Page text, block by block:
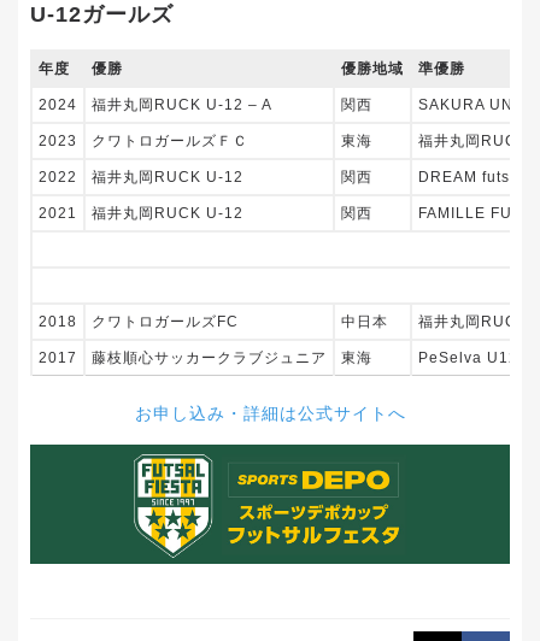
U-12ガールズ
年度 優勝 優勝地域 準優勝
2024 福井丸岡RUCK U-12 – A 関西 SAKURA
2023 クワトロガールズＦＣ 東海 福井丸岡RUCK
2022 福井丸岡RUCK U-12 関西 DREAM futsal
2021 福井丸岡RUCK U-12 関西 FAMILLE
2018 クワトロガールズFC 中日本 福井丸岡RUCK
2017 藤枝順心サッカークラブジュニア 東海 PeSelva U12
お申し込み・詳細は公式サイトへ